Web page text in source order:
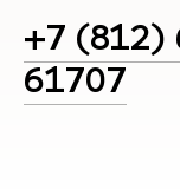
+7 (812)
61707